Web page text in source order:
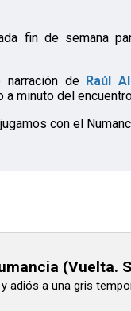
fin de semana
narración de Raúl
a minuto del
con el
(Vuelta.
adiós a una gris